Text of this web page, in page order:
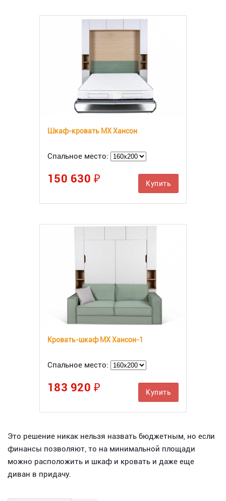
Шкаф-кровать МХ Хансон
Спальное место:
150 630 ₽ Купить
Кровать-шкаф МХ Хансон-1
Спальное место:
183 920 ₽ Купить
Это решение никак нельзя назвать бюджетным, но если
финансы позволяют, то на минимальной площади
можно расположить и шкаф и кровать и даже еще
диван в придачу.